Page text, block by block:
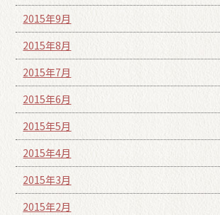
2015年9月
2015年8月
2015年7月
2015年6月
2015年5月
2015年4月
2015年3月
2015年2月